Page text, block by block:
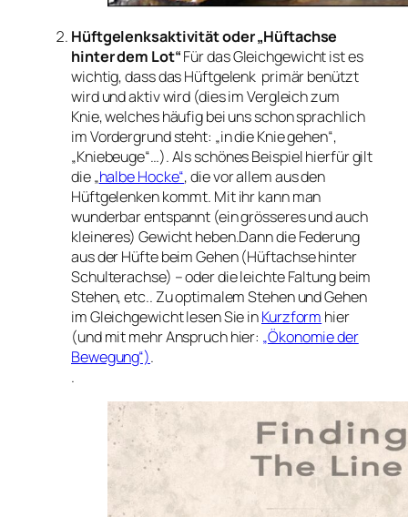
Hüftgelenksaktivität oder „Hüftachse
hinter dem Lot“Für das Gleichgewicht ist es
wichtig, dass das Hüftgelenk primär benützt
wird und aktiv wird (dies im Vergleich zum
Knie, welches häufig bei uns schon sprachlich
im Vordergrund steht: „in die Knie gehen“,
„Kniebeuge“…). Als schönes Beispiel hierfür gilt
die „halbe Hocke“, die vor allem aus den
Hüftgelenken kommt. Mit ihr kann man
wunderbar entspannt (ein grösseres und auch
kleineres) Gewicht heben.Dann die Federung
aus der Hüfte beim Gehen (Hüftachse hinter
Schulterachse) – oder die leichte Faltung beim
Stehen, etc.. Zu optimalem Stehen und Gehen
im Gleichgewicht lesen Sie inKurzform hier
(und mit mehr Anspruch hier: „Ökonomie der
Bewegung“).
.